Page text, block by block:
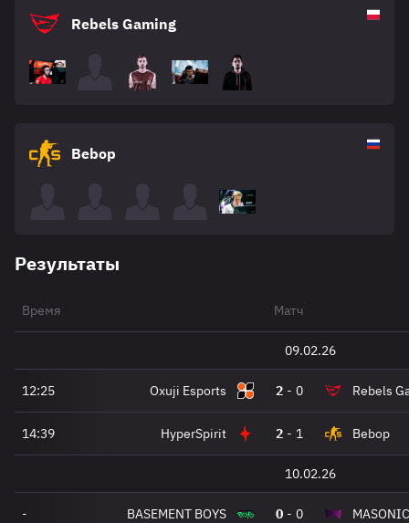
Rebels Gaming
Bebop
Результаты
Время Матч
09.02.26
12:25 Oxuji Esports 2 - 0 Rebels
14:39 HyperSpirit 2 - 1 Bebop
10.02.26
- BASEMENT BOYS 0 - 0 MASONIC